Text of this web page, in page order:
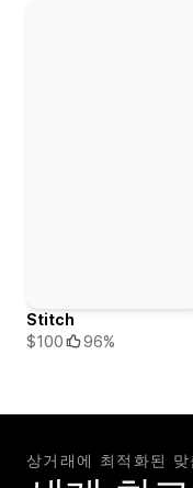
Stitch
$100
96%
상거래에 최적화된 맞